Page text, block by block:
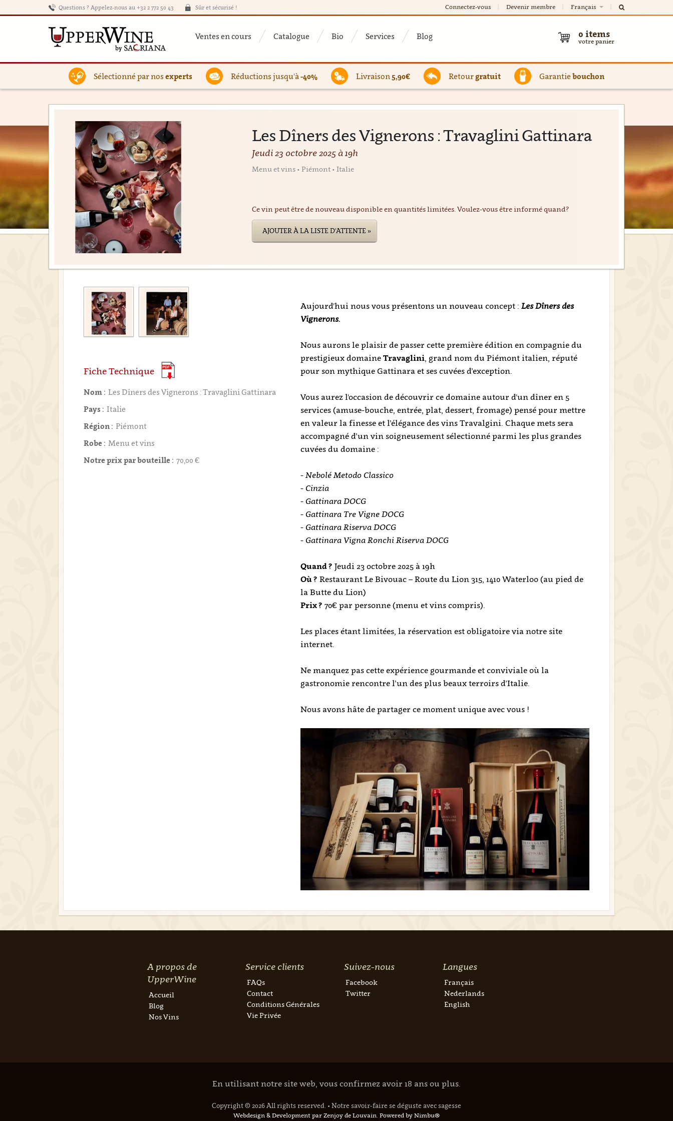
Questions ? Appelez-nous au +32 2 772 50 43 Sûr et sécurisé ! Connectez-vous Devenir membre Français
Ventes en cours Catalogue Bio Services Blog 0 items
votre panier
Sélectionné par nos experts Réductions jusqu'à-40% Livraison 5,90€ Retour gratuit Garantiebouchon
Les Dîners des Vignerons : Travaglini Gattinara
Jeudi 23 octobre 2025 à 19h
Menu et vins • Piémont • Italie
Ce vin peut être de nouveau disponible en quantités limitées. Voulez-vous être informé quand?
AJOUTER À LA LISTE D'ATTENTE »
Aujourd'hui nous vous présentons un nouveau concept : Les Dîners des
Vignerons.
Nous aurons le plaisir de passer cette première édition en compagnie du
prestigieux domaineTravaglini, grand nom du Piémont italien, réputé
pour son mythique Gattinara et ses cuvées d’exception.
Vous aurez l'occasion de découvrir ce domaine autour d'un dîner en 5
services (amuse-bouche, entrée, plat, dessert, fromage) pensé pour mettre
en valeur la finesse et l’élégance des vins Travalgini. Chaque mets sera
accompagné d’un vin soigneusement sélectionné parmi les plus grandes
cuvées du domaine :
- Nebolé Metodo Classico
- Cinzia
- Gattinara DOCG
- Gattinara Tre Vigne DOCG
- Gattinara Riserva DOCG
- Gattinara Vigna Ronchi Riserva DOCG
Quand ? Jeudi 23 octobre 2025 à 19h
Où ? Restaurant Le Bivouac – Route du Lion 315, 1410 Waterloo (au pied de
la Butte du Lion)
Prix ? 70€ par personne (menu et vins compris).
Les places étant limitées, la réservation est obligatoire via notre site
internet.
Ne manquez pas cette expérience gourmande et conviviale où la
gastronomie rencontre l’un des plus beaux terroirs d’Italie.
Nous avons hâte de partager ce moment unique avec vous !
Fiche Technique
Nom : Les Dîners des Vignerons : Travaglini Gattinara
Pays : Italie
Région : Piémont
Robe : Menu et vins
Notre prix par bouteille : 70,00 €
A propos de
UpperWine
Accueil
Blog
Nos Vins
Service clients
FAQs
Contact
Conditions Générales
Vie Privée
Suivez-nous
Facebook
Twitter
Langues
Français
Nederlands
English
En utilisant notre site web, vous confirmez avoir 18 ans ou plus.
Copyright © 2026 All rights reserved. • Notre savoir-faire se déguste avec sagesse
Webdesign & Development par Zenjoy de Louvain. Powered by Nimbu®